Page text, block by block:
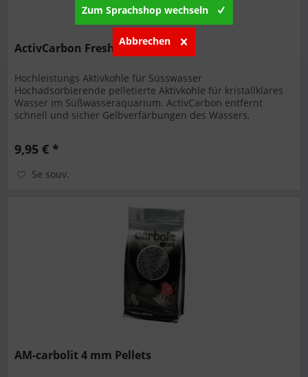
ActivCarbon Freshwater 500ml
Hochleistungs Aktivkohle für Süsswasser
Hochadsorbierende pelletierte Aktivkohle für kristallklares
Wasser im Süßwasseraquarium. ActivCarbon entfernt
schnell und sicher Gelbverfärbungen des Wassers,
9,95 € *
Se souv.
AM-carbolit 4 mm Pellets
Zum Sprachshop wechseln
Abbrechen